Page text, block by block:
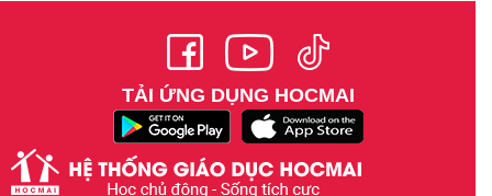
TẢI ỨNG DỤNG HOCMAI